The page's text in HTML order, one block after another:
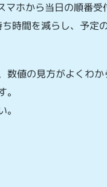
マホから当日の順番
時間を減らし、予定
値の見方がよくわか
。